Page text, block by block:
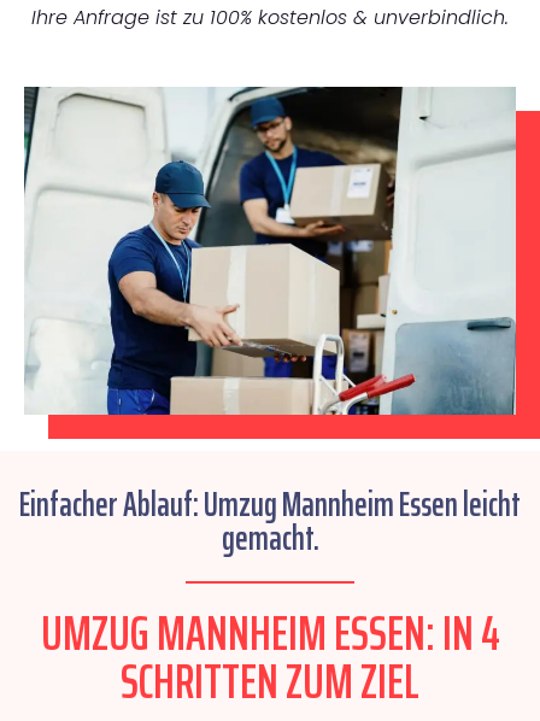
Ihre Anfrage ist zu 100% kostenlos & unverbindlich.
Einfacher Ablauf: Umzug Mannheim Essen leicht
gemacht.
UMZUG MANNHEIM ESSEN: IN 4
SCHRITTEN ZUM ZIEL